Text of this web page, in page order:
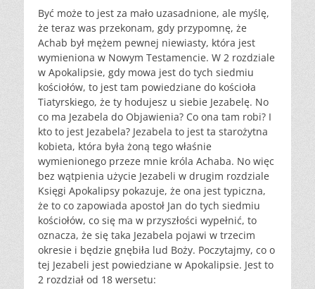
Być może to jest za mało uzasadnione, ale myślę,
że teraz was przekonam, gdy przypomnę, że
Achab był mężem pewnej niewiasty, która jest
wymieniona w Nowym Testamencie. W 2 rozdziale
w Apokalipsie, gdy mowa jest do tych siedmiu
kościołów, to jest tam powiedziane do kościoła
Tiatyrskiego, że ty hodujesz u siebie Jezabelę. No
co ma Jezabela do Objawienia? Co ona tam robi? I
kto to jest Jezabela? Jezabela to jest ta starożytna
kobieta, która była żoną tego właśnie
wymienionego przeze mnie króla Achaba. No więc
bez wątpienia użycie Jezabeli w drugim rozdziale
Księgi Apokalipsy pokazuje, że ona jest typiczna,
że to co zapowiada apostoł Jan do tych siedmiu
kościołów, co się ma w przyszłości wypełnić, to
oznacza, że się taka Jezabela pojawi w trzecim
okresie i będzie gnębiła lud Boży. Poczytajmy, co o
tej Jezabeli jest powiedziane w Apokalipsie. Jest to
2 rozdział od 18 wersetu: